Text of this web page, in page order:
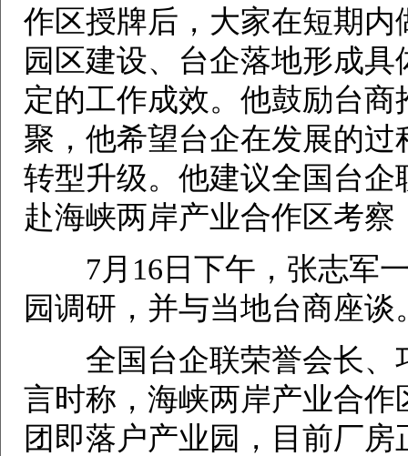
作区授牌后，大家在短期
园区建设、台企落地形成
定的工作成效。他鼓励台
聚，他希望台企在发展的
转型升级。他建议全国台
赴海峡两岸产业合作区考
7月16日下午，张志军一
园调研，并与当地台商座谈
全国台企联荣誉会长、
言时称，海峡两岸产业合
团即落户产业园，目前厂